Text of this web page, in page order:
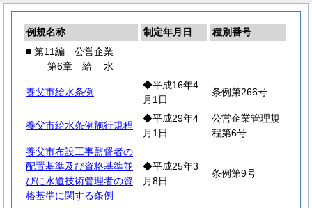
例規名称 制定年月日
種別番号
■ 第11編 公営企業
第6章 給水
養父市給水条例
◆平成16年4
月1日
条例第266号
養父市給水条例施行規程
◆平成29年4
月1日
公営企業管理規
程第6号
養父市布設工事監督者の
配置基準及び資格基準並
びに水道技術管理者の資
格基準に関する条例
◆平成25年3
月8日
条例第9号